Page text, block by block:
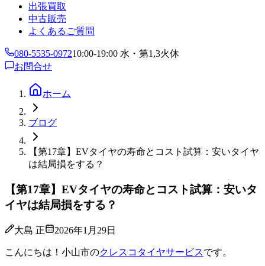
出張買取
中古販売
よくあるご質問
080-5535-097210:00-19:00 水・第1,3火休
お問合せ
ホーム
ブログ
【第17章】EVタイヤの寿命とコスト試算：安いタイヤ
は結局損をする？
【第17章】EVタイヤの寿命とコスト試算：安いタ
イヤは結局損をする？
大島 正 2026年1月29日
こんにちは！小山市のクレスコタイヤサービスです。